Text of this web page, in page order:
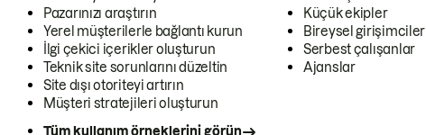
Pazarınızı araştırın
Yerel müşterilerle bağlantı kurun
İlgi çekici içerikler oluşturun
Teknik site sorunlarını düzeltin
Site dışı otoriteyi artırın
Müşteri stratejileri oluşturun
Tüm kullanım örneklerini görün
Küçük ekipler
Bireysel girişimciler
Serbest çalışanlar
Ajanslar